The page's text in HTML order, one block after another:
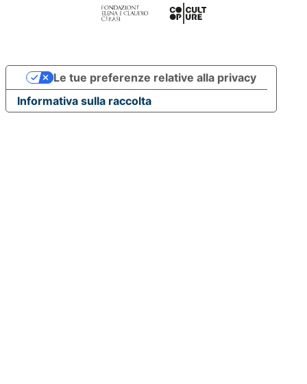
Informativa sulla raccolta
Le tue preferenze relative alla privacy